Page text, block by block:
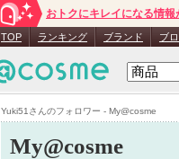
Yuki51さんのフォロワー - My@cosme
おトクにキレイになる情報
TOP ランキング ブランド ブ
My@cosme
Yuki51